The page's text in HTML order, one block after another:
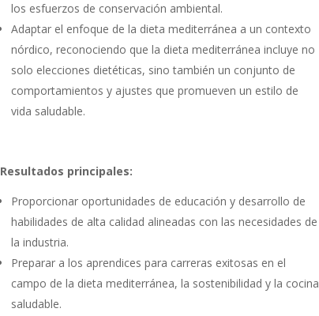
los esfuerzos de conservación ambiental.
Adaptar el enfoque de la dieta mediterránea a un contexto
nórdico, reconociendo que la dieta mediterránea incluye no
solo elecciones dietéticas, sino también un conjunto de
comportamientos y ajustes que promueven un estilo de
vida saludable.
Resultados principales:
Proporcionar oportunidades de educación y desarrollo de
habilidades de alta calidad alineadas con las necesidades de
la industria.
Preparar a los aprendices para carreras exitosas en el
campo de la dieta mediterránea, la sostenibilidad y la cocina
saludable.